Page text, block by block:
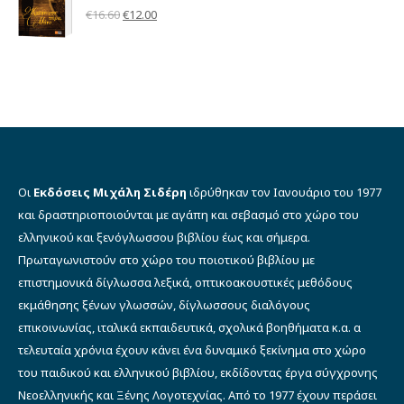
€11.00.
με5.00από 5
€16.60Original
€12.00Η
Οι Εκδόσεις Μιχάλη Σιδέρη ιδρύθηκαν τον Ιανουάριο του 1977
και δραστηριοποιούνται με αγάπη και σεβασμό στο χώρο του
ελληνικού και ξενόγλωσσου βιβλίου έως και σήμερα.
Πρωταγωνιστούν στο χώρο του ποιοτικού βιβλίου με
επιστημονικά δίγλωσσα λεξικά, οπτικοακουστικές μεθόδους
εκμάθησης ξένων γλωσσών, δίγλωσσους διαλόγους
επικοινωνίας, ιταλικά εκπαιδευτικά, σχολικά βοηθήματα κ.α. α
τελευταία χρόνια έχουν κάνει ένα δυναμικό ξεκίνημα στο χώρο
του παιδικού και ελληνικού βιβλίου, εκδίδοντας έργα σύγχρονης
Νεοελληνικής και Ξένης Λογοτεχνίας. Από το 1977 έχουν περάσει